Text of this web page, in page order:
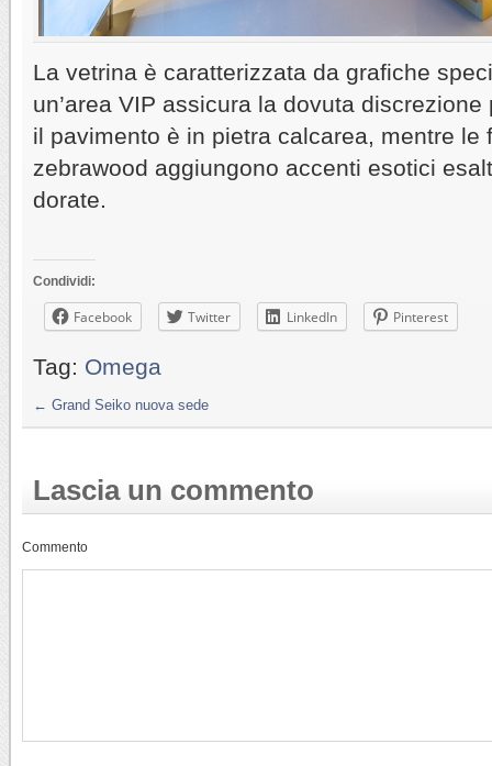
La vetrina è caratterizzata da grafiche
un’area VIP assicura la dovuta
il pavimento è in pietra calcarea, mentre le
zebrawood aggiungono accenti esotici
dorate.
Condividi:
Facebook Twitter LinkedIn Pinterest
Tag: Omega
← Grand Seiko nuova sede
Lascia un commento
Commento